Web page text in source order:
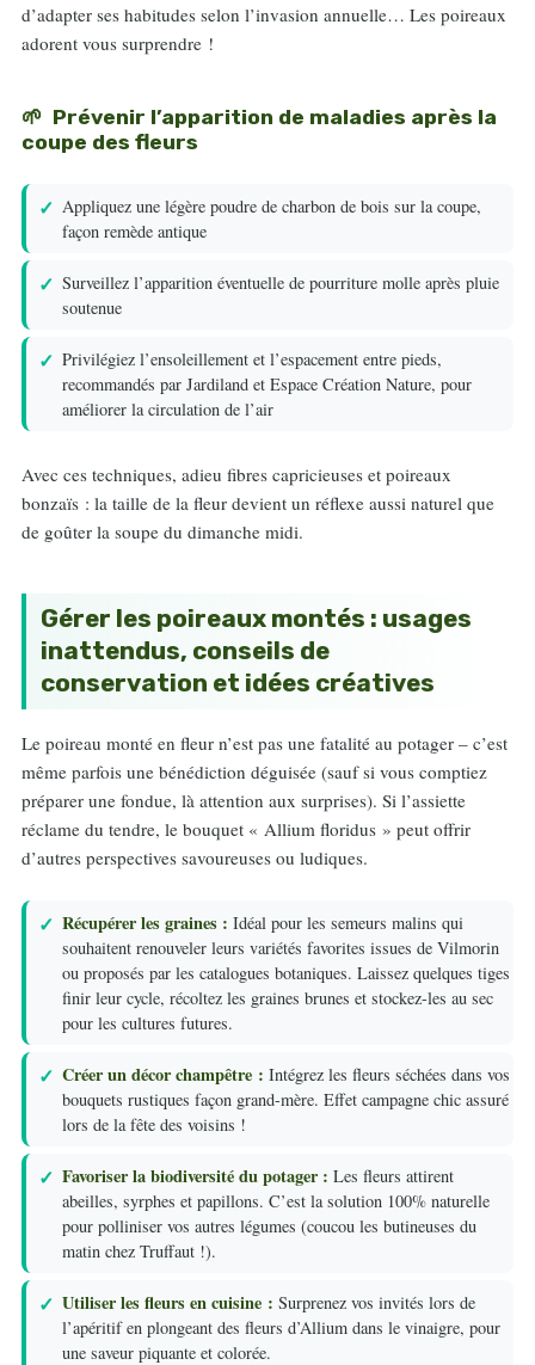
d’adapter ses habitudes selon l’invasion annuelle… Les poireaux
adorent vous surprendre !
Prévenir l’apparition de maladies après la
coupe des fleurs
Appliquez une légère poudre de charbon de bois sur la coupe,
façon remède antique
Surveillez l’apparition éventuelle de pourriture molle après pluie
soutenue
Privilégiez l’ensoleillement et l’espacement entre pieds,
recommandés par Jardiland et Espace Création Nature, pour
améliorer la circulation de l’air
Avec ces techniques, adieu fibres capricieuses et poireaux
bonzaïs : la taille de la fleur devient un réflexe aussi naturel que
de goûter la soupe du dimanche midi.
Gérer les poireaux montés : usages
inattendus, conseils de
conservation et idées créatives
Le poireau monté en fleur n’est pas une fatalité au potager – c’est
même parfois une bénédiction déguisée (sauf si vous comptiez
préparer une fondue, là attention aux surprises). Si l’assiette
réclame du tendre, le bouquet « Allium floridus » peut offrir
d’autres perspectives savoureuses ou ludiques.
Récupérer les graines : Idéal pour les semeurs malins qui
souhaitent renouveler leurs variétés favorites issues de Vilmorin
ou proposés par les catalogues botaniques. Laissez quelques tiges
finir leur cycle, récoltez les graines brunes et stockez-les au sec
pour les cultures futures.
Créer un décor champêtre : Intégrez les fleurs séchées dans vos
bouquets rustiques façon grand-mère. Effet campagne chic assuré
lors de la fête des voisins !
Favoriser la biodiversité du potager : Les fleurs attirent
abeilles, syrphes et papillons. C’est la solution 100% naturelle
pour polliniser vos autres légumes (coucou les butineuses du
matin chez Truffaut !).
Utiliser les fleurs en cuisine : Surprenez vos invités lors de
l’apéritif en plongeant des fleurs d’Allium dans le vinaigre, pour
une saveur piquante et colorée.